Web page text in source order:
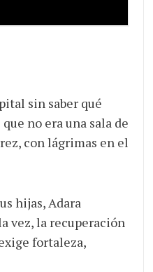
sin saber qué
no era una sala de
con lágrimas en el
hijas, Adara
vez, la recuperación
fortaleza,